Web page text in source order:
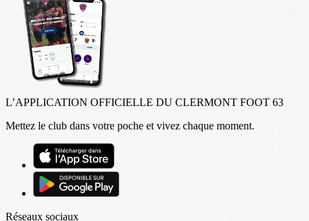
L’APPLICATION OFFICIELLE DU CLERMONT FOOT 63
Mettez le club dans votre poche et vivez chaque moment.
Réseaux sociaux